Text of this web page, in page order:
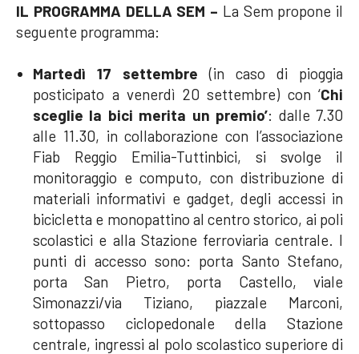
IL PROGRAMMA DELLA SEM – La Sem propone il
seguente programma:
Martedì 17 settembre (in caso di pioggia
posticipato a venerdì 20 settembre) con ‘Chi
sceglie la bici merita un premio’: dalle 7.30
alle 11.30, in collaborazione con l’associazione
Fiab Reggio Emilia-Tuttinbici, si svolge il
monitoraggio e computo, con distribuzione di
materiali informativi e gadget, degli accessi in
bicicletta e monopattino al centro storico, ai poli
scolastici e alla Stazione ferroviaria centrale. I
punti di accesso sono: porta Santo Stefano,
porta San Pietro, porta Castello, viale
Simonazzi/via Tiziano, piazzale Marconi,
sottopasso ciclopedonale della Stazione
centrale, ingressi al polo scolastico superiore di